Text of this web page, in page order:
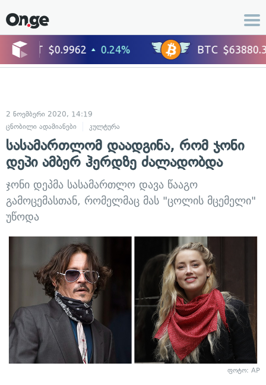
2 ნოემბერი 2020, 14:19
ცნობილი ადამიანები
კულტურა
სასამართლომ დაადგინა, რომ ჯონი
დეპი ამბერ ჰერდზე ძალადობდა
ჯონი დეპმა სასამართლო დავა წააგო
გამოცემასთან, რომელმაც მას "ცოლის მცემელი"
უწოდა
ფოტო: AP